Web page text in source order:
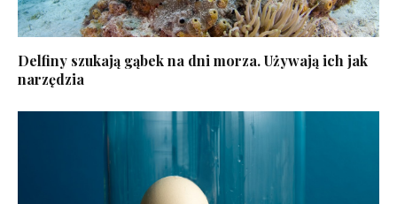
Delfiny szukają gąbek na dni morza. Używają ich jak
narzędzia